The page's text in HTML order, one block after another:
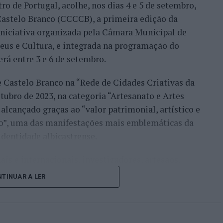
e o neerlandês Botic van de Zandschulp,
acabou eliminado pelo italiano Luciano
no quadro principal, iniciou a participação
Burruchaga, num encontro disputado em três
se na ronda inaugural. Rocha foi
Ferreira Silva discutiu a passagem à
que mais longe chegou, alcançando o
por Gonzalo Bueno. João Domingues,
de Portugal, acolhe, nos dias 4 e 5 de setembro,
Branco (CCCCB), a primeira edição da
organizada pela Câmara Municipal de
e Cultura, e integrada na programação do
entre 3 e 6 de setembro.
Branco na “Rede de Cidades Criativas da
de 2023, na categoria “Artesanato e Artes
graças ao “valor patrimonial, artístico e
uma das manifestações mais emblemáticas da
instituições de ensino superior e
da UNESCO” discutirão políticas públicas,
A LER